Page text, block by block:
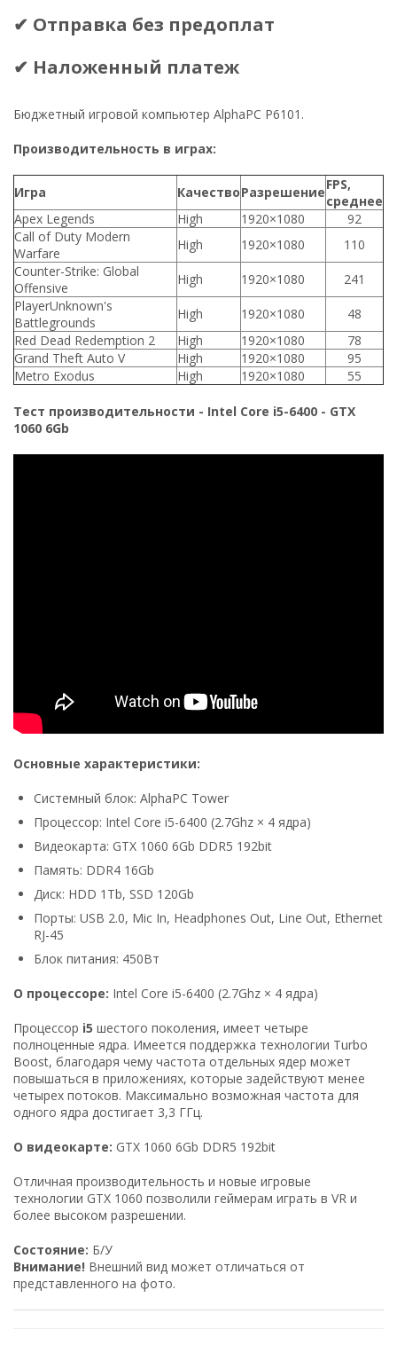
✔ Отправка без предоплат
✔ Наложенный платеж
Бюджетный игровой компьютер AlphaPC P6101.
Производительность в играх:
Игра КачествоРазрешениеFPS,
среднее
Apex Legends
High 1920×1080
92
Call of Duty Modern
Warfare
High 1920×1080
110
Counter-Strike: Global
Offensive
High 1920×1080
241
PlayerUnknown's
Battlegrounds
High 1920×1080
48
Red Dead Redemption 2
High 1920×1080
78
Grand Theft Auto V
High 1920×1080
95
Metro Exodus
High 1920×1080 55
Тест производительности - Intel Core i5-6400 - GTX
1060 6Gb
Основные характеристики:
Системный блок: AlphaPC Tower
Процессор: Intel Core i5-6400 (2.7Ghz × 4 ядра)
Видеокарта: GTX 1060 6Gb DDR5 192bit
Память: DDR4 16Gb
Диск: HDD 1Tb, SSD 120Gb
Порты: USB 2.0, Mic In, Headphones Out, Line Out, Ethernet
RJ-45
Блок питания: 450Вт
О процессоре: Intel Core i5-6400 (2.7Ghz × 4 ядра)
Процессор i5 шестого поколения, имеет четыре
полноценные ядра. Имеется поддержка технологии Turbo
Boost, благодаря чему частота отдельных ядер может
повышаться в приложениях, которые задействуют менее
четырех потоков. Максимально возможная частота для
одного ядра достигает 3,3 ГГц.
О видеокарте: GTX 1060 6Gb DDR5 192bit
Отличная производительность и новые игровые
технологии GTX 1060 позволили геймерам играть в VR и
более высоком разрешении.
Состояние: Б/У
Внимание! Внешний вид может отличаться от
представленного на фото.